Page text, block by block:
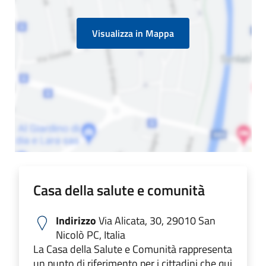
Visualizza in Mappa
Casa della salute e comunità
IndirizzoVia Alicata, 30, 29010 San
Nicolò PC, Italia
La Casa della Salute e Comunità rappresenta